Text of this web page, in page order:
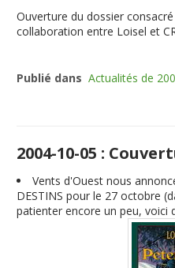
Ouverture du dossier
collaboration entre Loisel et
Publié dans Actualités de
2004-10-05 :
Vents d'Ouest nous
DESTINS pour le 27 octobre
patienter encore un peu, voici